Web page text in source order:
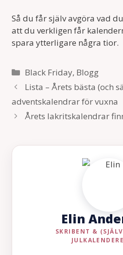
Så du får själv avgöra vad
att du verkligen får
spara ytterligare några tior.
Kategorier
Black Friday, Blogg
Lista – Årets bästa (och
adventskalendrar för vuxna
Årets lakritskalendrar
Elin
SKRIBENT &